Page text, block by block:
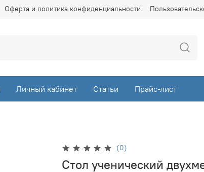
Оферта и политика конфиденциальности
Личный кабинет Статьи Прайс-лист
(0)
Стол ученический